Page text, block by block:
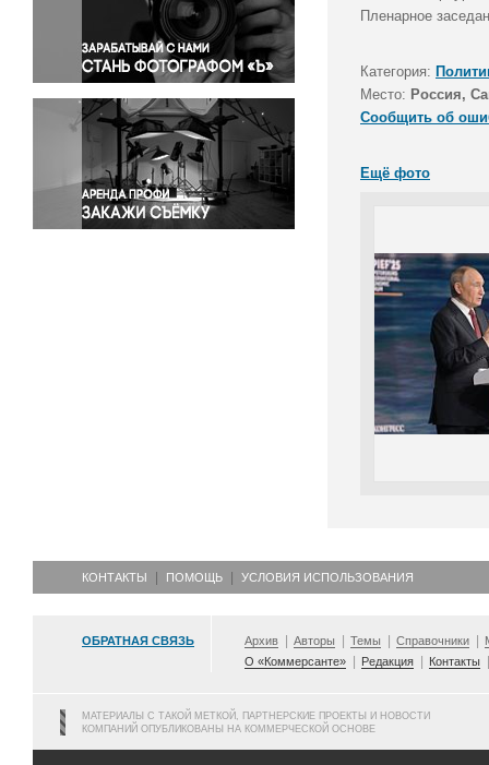
Правосудие
Происшествия и конфликты
Религия
Светская жизнь
Спорт
Экология
Экономика и бизнес
Пленарное
Категория:
Место: Россия,
Сообщить об
Ещё фото
КОНТАКТЫ ПОМОЩЬ УСЛОВИЯ ИСПОЛЬЗОВАНИЯ
ОБРАТНАЯ СВЯЗЬ Архив Авторы Темы Справочники
О «Коммерсанте»
Редакция Контакты
МАТЕРИАЛЫ С ТАКОЙ МЕТКОЙ, ПАРТНЕРСКИЕ ПРОЕКТЫ И НОВОСТИ
КОМПАНИЙ ОПУБЛИКОВАНЫ НА КОММЕРЧЕСКОЙ ОСНОВЕ